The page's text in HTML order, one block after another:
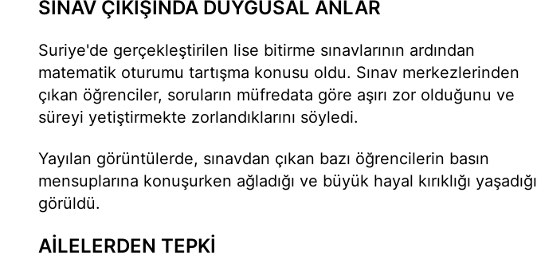
SINAV ÇIKIŞINDA DUYGUSAL ANLAR
Suriye'de gerçekleştirilen lise bitirme sınavlarının ardından
matematik oturumu tartışma konusu oldu. Sınav merkezlerinden
çıkan öğrenciler, soruların müfredata göre aşırı zor olduğunu ve
süreyi yetiştirmekte zorlandıklarını söyledi.
Yayılan görüntülerde, sınavdan çıkan bazı öğrencilerin basın
mensuplarına konuşurken ağladığı ve büyük hayal kırıklığı yaşadığı
görüldü.
AİLELERDEN TEPKİ